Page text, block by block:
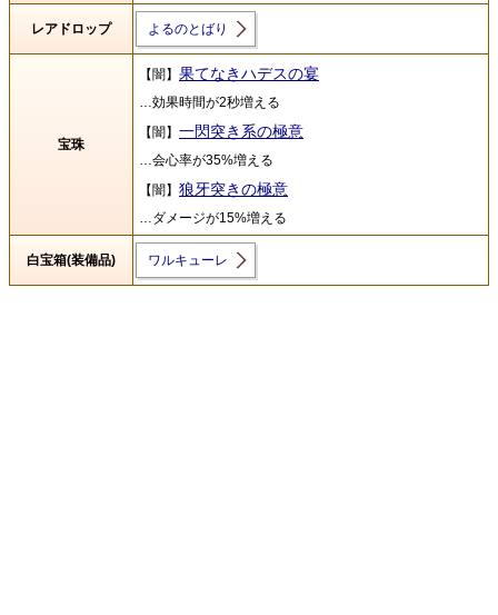
レアドロップ よるのとばり
宝珠
【闇】 果てなきハデスの宴
…効果時間が2秒増える
【闇】 一閃突き系の極意
…会心率が35%増える
【闇】 狼牙突きの極意
…ダメージが15%増える
白宝箱(装備品) ワルキューレ